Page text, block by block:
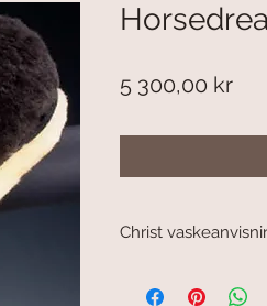
5 300,00 kr
Christ
Christ